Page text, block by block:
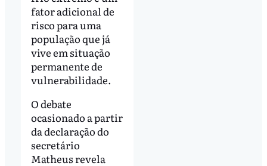
fator adicional de
risco para uma
população que já
vive em situação
permanente de
vulnerabilidade.
O debate
ocasionado a partir
da declaração do
secretário
Matheus revela